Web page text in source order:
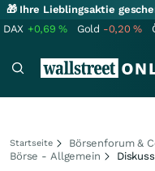
🎁 Ihre Lieblingsaktie
DAX +0,69% Gold -0,20%
Startseite Börsenforum &
Börse - Allgemein